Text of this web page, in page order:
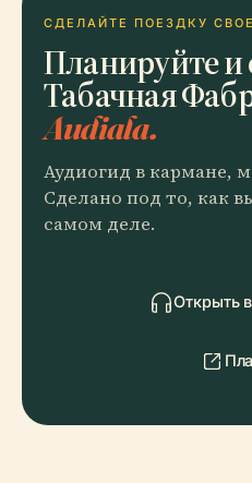
СДЕЛАЙТЕ ПОЕЗДКУ
Планируйте и
Табачная
Audiala.
Аудиогид в кармане,
Сделано под то, как
самом деле.
Открыть